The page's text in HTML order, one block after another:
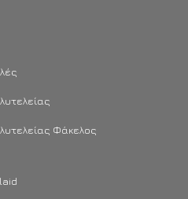
Φάκελος